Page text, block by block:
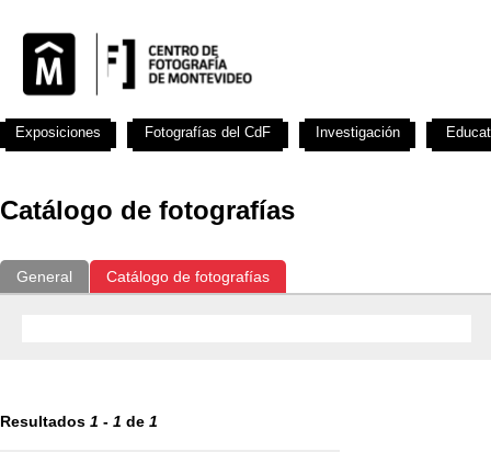
Catálogo de fotografías
General Catálogo de fotografías
Resultados 1 - 1 de 1
Exposiciones Fotografías del CdF Investigación